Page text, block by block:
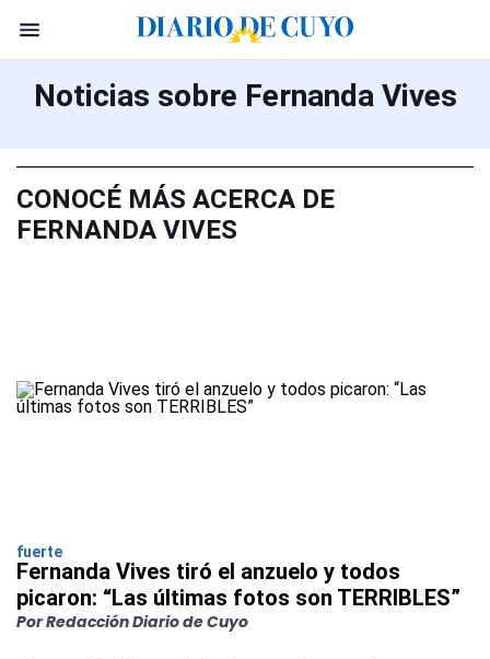
Noticias sobre Fernanda Vives
CONOCÉ MÁS ACERCA DE
FERNANDA VIVES
fuerte
Fernanda Vives tiró el anzuelo y todos
picaron: “Las últimas fotos son TERRIBLES”
Por Redacción Diario de Cuyo